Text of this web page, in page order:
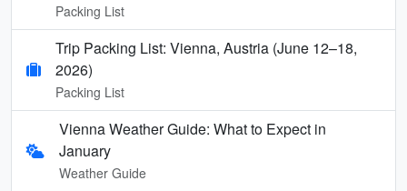
Packing List
Trip Packing List: Vienna, Austria (June 12–18,
2026)
Packing List
Vienna Weather Guide: What to Expect in
January
Weather Guide